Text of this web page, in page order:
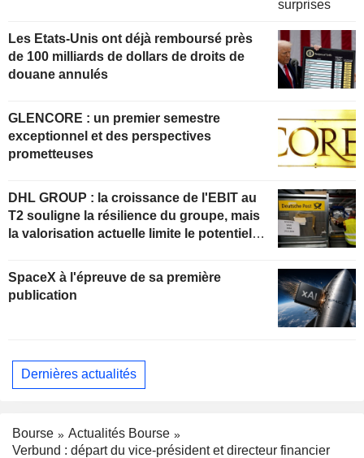
Les Etats-Unis ont déjà remboursé près
de 100 milliards de dollars de droits de
douane annulés
GLENCORE : un premier semestre
exceptionnel et des perspectives
prometteuses
DHL GROUP : la croissance de l'EBIT au
T2 souligne la résilience du groupe, mais
la valorisation actuelle limite le potentiel
SpaceX à l'épreuve de sa première
publication
Dernières actualités
Bourse
Actualités Bourse
Verbund : départ du vice-président et directeur financier